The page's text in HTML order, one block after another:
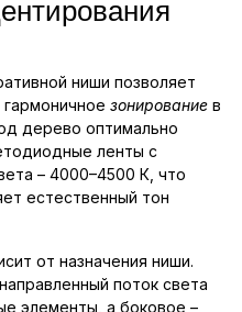
ниши позволяет
зонирование в
дерево оптимально
ленты с
– 4000–4500 К, что
естественный тон
от назначения ниши.
поток света
элементы, а боковое –